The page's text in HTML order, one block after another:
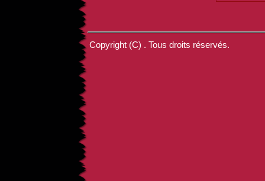
Copyright (C) . Tous droits réservés.